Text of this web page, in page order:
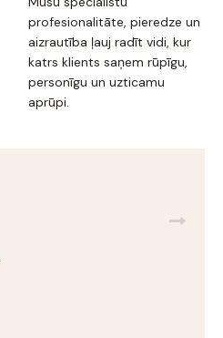
profesionalitāte, pieredze un
aizrautība ļauj radīt vidi, kur
katrs klients saņem rūpīgu,
personīgu un uzticamu
aprūpi.